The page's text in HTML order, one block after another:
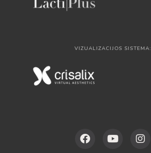
VIZUALIZACIJOS SISTEMA: